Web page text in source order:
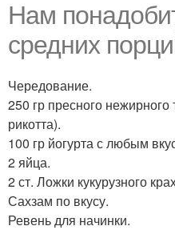
Нам
средних
Чередование.
250 гр пресного
рикотта).
100 гр йогурта с любым
2 яйца.
2 ст. Ложки кукурузного
Сахзам по вкусу.
Ревень для начинки.